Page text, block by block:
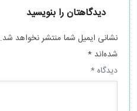
دیدگاهتان را بنویسید
نشانی ایمیل شما منتشر نخواهد شد.
شده‌اند *
دیدگاه*